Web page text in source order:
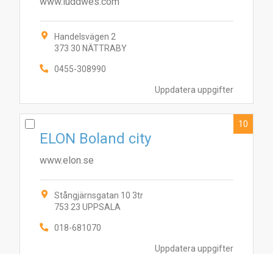
Uppdatera uppgifter
Handelsvägen 2
373 30 NÄTTRABY
0455-308990
Uppdatera uppgifter
ELON Boland city
www.elon.se
Stångjärnsgatan 10 3tr
753 23 UPPSALA
018-681070
10